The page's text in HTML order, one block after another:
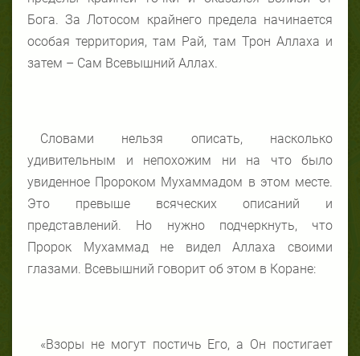
Бога. За Лотосом крайнего предела начинается
особая территория, там Рай, там Трон Аллаха и
затем – Сам Всевышний Аллах.
Словами нельзя описать, насколько
удивительным и непохожим ни на что было
увиденное Пророком Мухаммадом в этом месте.
Это превыше всяческих описаний и
представлений. Но нужно подчеркнуть, что
Пророк Мухаммад не видел Аллаха своими
глазами. Всевышний говорит об этом в Коране:
«Взоры не могут постичь Его, а Он постигает